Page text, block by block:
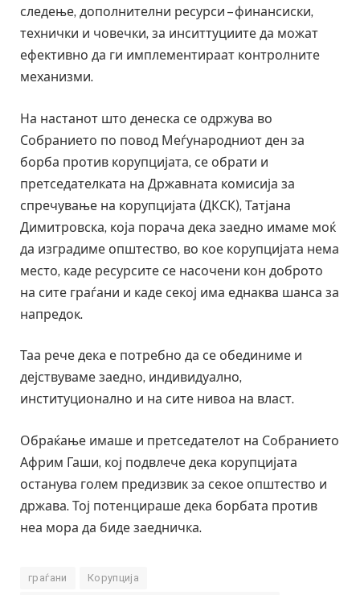
следење, дополнителни ресурси – финансиски,
технички и човечки, за инситтуциите да можат
ефективно да ги имплементираат контролните
механизми.
На настанот што денеска се одржува во
Собранието по повод Меѓународниот ден за
борба против корупцијата, се обрати и
претседателката на Државната комисија за
спречување на корупцијата (ДКСК), Татјана
Димитровска, која порача дека заедно имаме моќ
да изградиме општество, во кое корупцијата нема
место, каде ресурсите се насочени кон доброто
на сите граѓани и каде секој има еднаква шанса за
напредок.
Таа рече дека е потребно да се обединиме и
дејствуваме заедно, индивидуално,
институционално и на сите нивоа на власт.
Обраќање имаше и претседателот на Собранието
Африм Гаши, кој подвлече дека корупцијата
останува голем предизвик за секое општество и
држава. Тој потенцираше дека борбата против
неа мора да биде заедничка.
граѓани Корупција